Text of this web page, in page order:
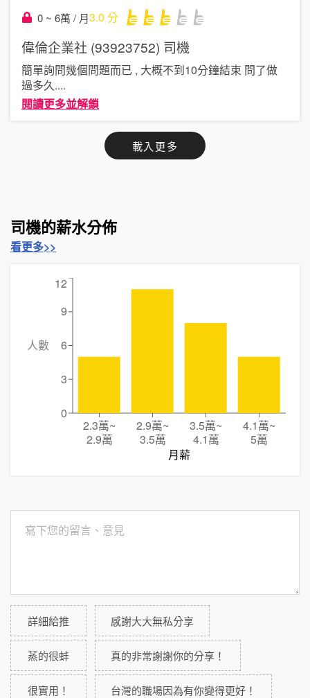
0 ~ 6萬 / 月3.0 分
偉倫企業社 (93923752) 司機
簡單詢問幾個問題而已 , 大概不到10分鐘結束 問了做
過多久....
閱讀更多並解鎖
載入更多
司機的薪水分佈
看更多>>
2.3萬~
2.9萬
2.9萬~
3.5萬
3.5萬~
4.1萬
4.1萬~
5萬
月薪
0
3
6
9
12
人數
詳細給推 感謝大大無私分享
蒸的很蚌 真的非常謝謝你的分享！
很實用！ 台灣的職場因為有你變得更好！